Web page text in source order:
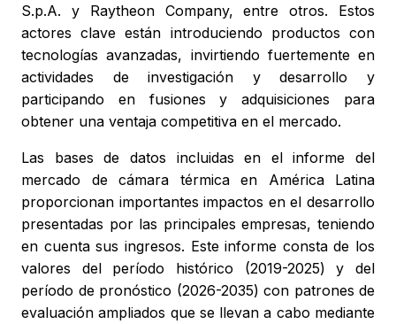
S.p.A. y Raytheon Company, entre otros. Estos
actores clave están introduciendo productos con
tecnologías avanzadas, invirtiendo fuertemente en
actividades de investigación y desarrollo y
participando en fusiones y adquisiciones para
obtener una ventaja competitiva en el mercado.
Las bases de datos incluidas en el informe del
mercado de cámara térmica en América Latina
proporcionan importantes impactos en el desarrollo
presentadas por las principales empresas, teniendo
en cuenta sus ingresos. Este informe consta de los
valores del período histórico (2019-2025) y del
período de pronóstico (2026-2035) con patrones de
evaluación ampliados que se llevan a cabo mediante